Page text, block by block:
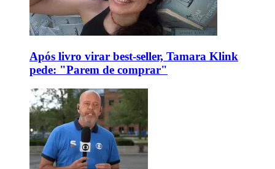
Após livro virar best-seller, Tamara Klink
pede: "Parem de comprar"